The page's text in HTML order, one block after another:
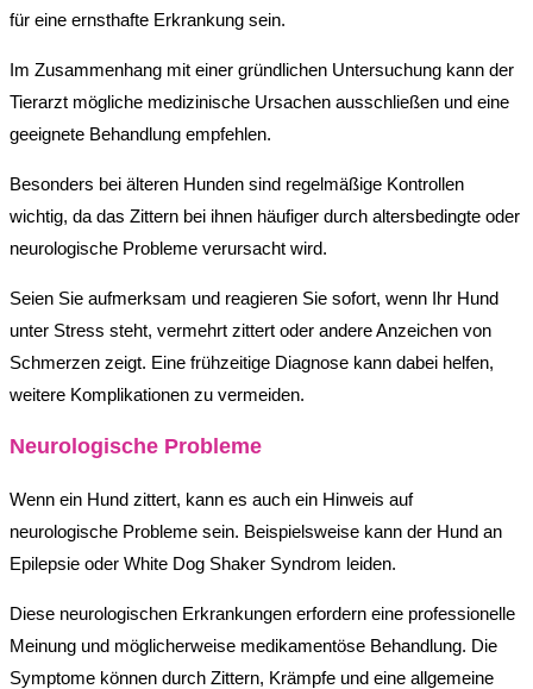
für eine ernsthafte Erkrankung sein.
Im Zusammenhang mit einer gründlichen Untersuchung kann der
Tierarzt mögliche medizinische Ursachen ausschließen und eine
geeignete Behandlung empfehlen.
Besonders bei älteren Hunden sind regelmäßige Kontrollen
wichtig, da das Zittern bei ihnen häufiger durch altersbedingte oder
neurologische Probleme verursacht wird.
Seien Sie aufmerksam und reagieren Sie sofort, wenn Ihr Hund
unter Stress steht, vermehrt zittert oder andere Anzeichen von
Schmerzen zeigt. Eine frühzeitige Diagnose kann dabei helfen,
weitere Komplikationen zu vermeiden.
Neurologische Probleme
Wenn ein Hund zittert, kann es auch ein Hinweis auf
neurologische Probleme sein. Beispielsweise kann der Hund an
Epilepsie oder White Dog Shaker Syndrom leiden.
Diese neurologischen Erkrankungen erfordern eine professionelle
Meinung und möglicherweise medikamentöse Behandlung. Die
Symptome können durch Zittern, Krämpfe und eine allgemeine